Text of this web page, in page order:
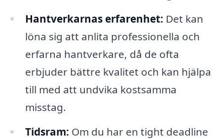
Hantverkarnas erfarenhet: Det kan
löna sig att anlita professionella och
erfarna hantverkare, då de ofta
erbjuder bättre kvalitet och kan hjälpa
till med att undvika kostsamma
misstag.
Tidsram: Om du har en tight deadline